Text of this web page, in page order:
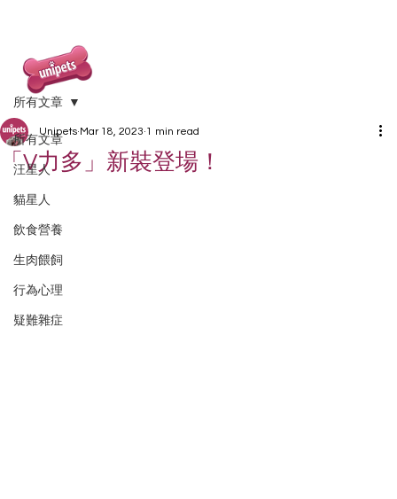
所有文章
汪星人
貓星人
飲食營養
生肉餵飼
行為心理
疑難雜症
所有文章
「V力多」新裝登場！
Unipets Mar 18, 2023 1 min read